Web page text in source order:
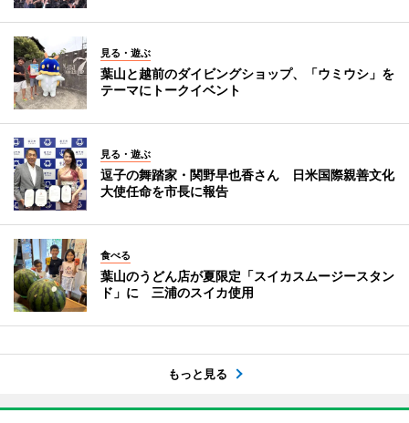
見る・遊ぶ
葉山と越前のダイビングショップ、「ウミウシ」を
テーマにトークイベント
見る・遊ぶ
逗子の舞踏家・関野早也香さん 日米国際親善文化
大使任命を市長に報告
食べる
葉山のうどん店が夏限定「スイカスムージースタン
ド」に 三浦のスイカ使用
もっと見る